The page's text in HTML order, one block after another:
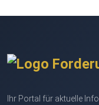
Ihr Portal für aktuelle